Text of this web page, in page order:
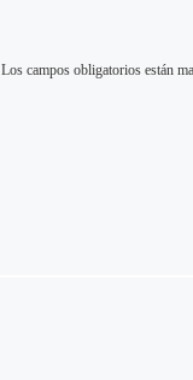
Los campos obligatorios están